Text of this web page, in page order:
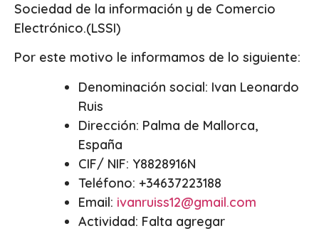
Sociedad de la información y de Comercio
Electrónico.(LSSI)
Por este motivo le informamos de lo siguiente:
Denominación social: Ivan Leonardo
Ruis
Dirección: Palma de Mallorca,
España
CIF/ NIF: Y8828916N
Teléfono: +34637223188
Email: ivanruiss12@gmail.com
Actividad: Falta agregar